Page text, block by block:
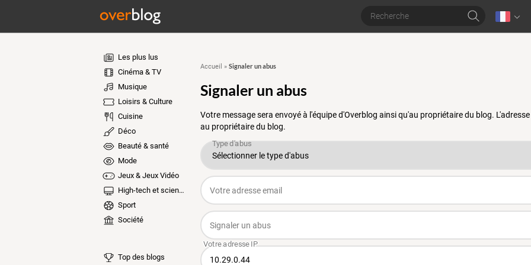
Les plus lus
Cinéma & TV
Musique
Loisirs & Culture
Cuisine
Déco
Beauté & santé
Mode
Jeux & Jeux Vidéo
High-tech et sciences
Sport
Société
Top des blogs
Accueil » Signaler un abus
Signaler un abus
Votre message sera envoyé à l'équipe d'Overblog ainsi qu'au propriétaire du blog.
au propriétaire du blog.